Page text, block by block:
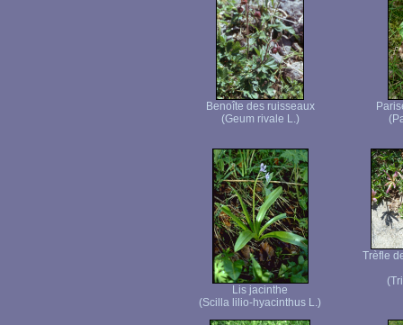
Benoîte des ruisseaux
(Geum rivale L.)
Lis jacinthe
(Scilla lilio-hyacinthus L.)
Trèfle